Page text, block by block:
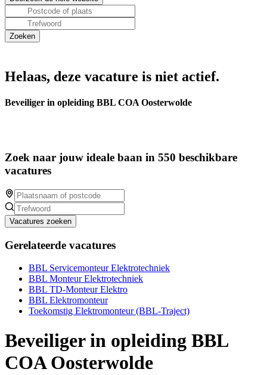
Helaas, deze vacature is niet actief.
Beveiliger in opleiding BBL COA Oosterwolde
Zoek naar jouw ideale baan in 550 beschikbare
vacatures
Vacatures zoeken
Gerelateerde vacatures
BBL Servicemonteur Elektrotechniek
BBL Monteur Elektrotechniek
BBL TD-Monteur Elektro
BBL Elektromonteur
Toekomstig Elektromonteur (BBL-Traject)
Beveiliger in opleiding BBL
COA Oosterwolde